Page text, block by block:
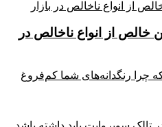
از انواع ناخالص در
که چرا رنگدانه‌های شما کم‌فروغ